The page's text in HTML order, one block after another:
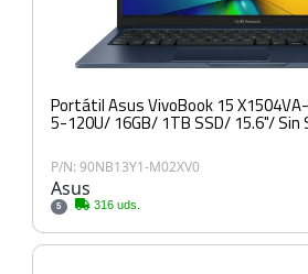
Portátil Asus VivoBook 15
5-120U/ 16GB/ 1TB SSD/ 15.6"/
P/N: 90NB13Y1-M02XV0
Asus
5 316 uds.